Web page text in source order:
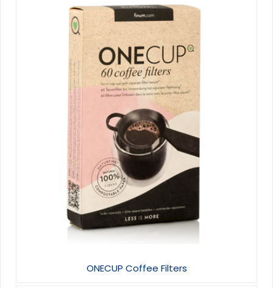
ONECUP Coffee Filters